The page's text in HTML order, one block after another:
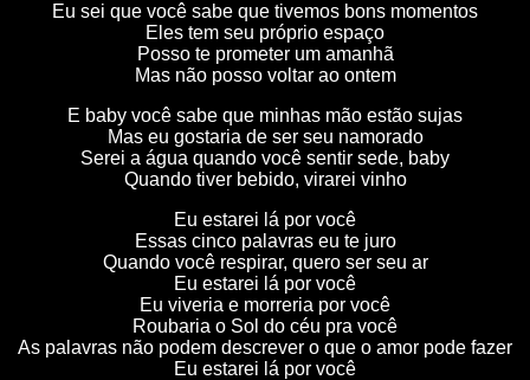
Eu sei que você sabe que tivemos bons momentos
Eles tem seu próprio espaço
Posso te prometer um amanhã
Mas não posso voltar ao ontem
E baby você sabe que minhas mão estão sujas
Mas eu gostaria de ser seu namorado
Serei a água quando você sentir sede, baby
Quando tiver bebido, virarei vinho
Eu estarei lá por você
Essas cinco palavras eu te juro
Quando você respirar, quero ser seu ar
Eu estarei lá por você
Eu viveria e morreria por você
Roubaria o Sol do céu pra você
As palavras não podem descrever o que o amor pode fazer
Eu estarei lá por você